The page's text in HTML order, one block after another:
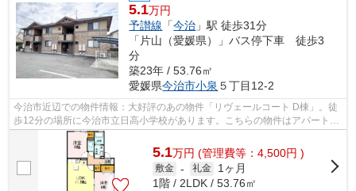
5.1万円
予讃線 「今治 」駅 徒歩31分
「片山（愛媛県）」バス停下車 徒歩3
分
築23年 / 53.76㎡
愛媛県今治市小泉 ５丁目12-2
今治市近辺での物件情報：大好評のあの物件「リヴェールコート D棟」。徒
歩12分の場所に今治市立日高小学校があります。こちらの物件はアパートで
す。賃貸物件をお探しの方は、ぜひ当...
5.1万円 (管理費等：4,500円 )
敷金 - 礼金
1ヶ月
1階 / 2LDK / 53.76㎡